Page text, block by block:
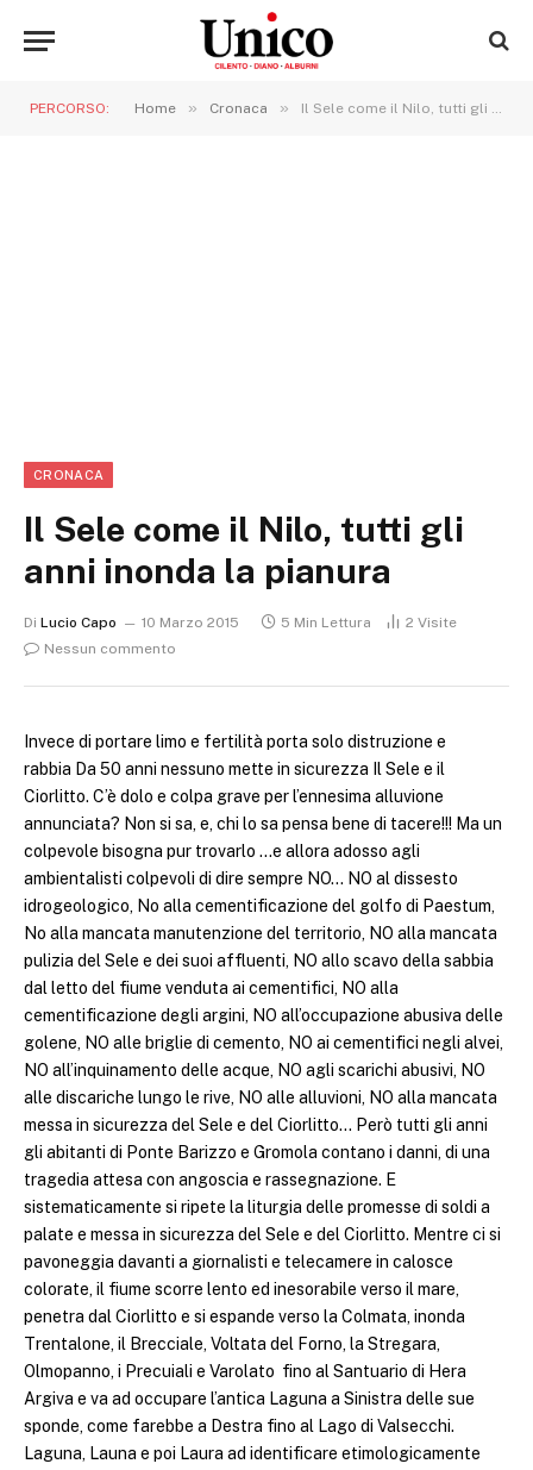
PERCORSO: Home » Cronaca » Il Sele come il Nilo, tutti gli anni inonda la pianura
CRONACA
Il Sele come il Nilo, tutti gli
anni inonda la pianura
Di Lucio Capo 10 Marzo 2015 5 Min Lettura 2 Visite
Nessun commento
Invece di portare limo e fertilità porta solo distruzione e
rabbia Da 50 anni nessuno mette in sicurezza Il Sele e il
Ciorlitto. C’è dolo e colpa grave per l’ennesima alluvione
annunciata? Non si sa, e, chi lo sa pensa bene di tacere!!! Ma un
colpevole bisogna pur trovarlo …e allora adosso agli
ambientalisti colpevoli di dire sempre NO… NO al dissesto
idrogeologico, No alla cementificazione del golfo di Paestum,
No alla mancata manutenzione del territorio, NO alla mancata
pulizia del Sele e dei suoi affluenti, NO allo scavo della sabbia
dal letto del fiume venduta ai cementifici, NO alla
cementificazione degli argini, NO all’occupazione abusiva delle
golene, NO alle briglie di cemento, NO ai cementifici negli alvei,
NO all’inquinamento delle acque, NO agli scarichi abusivi, NO
alle discariche lungo le rive, NO alle alluvioni, NO alla mancata
messa in sicurezza del Sele e del Ciorlitto… Però tutti gli anni
gli abitanti di Ponte Barizzo e Gromola contano i danni, di una
tragedia attesa con angoscia e rassegnazione. E
sistematicamente si ripete la liturgia delle promesse di soldi a
palate e messa in sicurezza del Sele e del Ciorlitto. Mentre ci si
pavoneggia davanti a giornalisti e telecamere in calosce
colorate, il fiume scorre lento ed inesorabile verso il mare,
penetra dal Ciorlitto e si espande verso la Colmata, inonda
Trentalone, il Brecciale, Voltata del Forno, la Stregara,
Olmopanno, i Precuiali e Varolato fino al Santuario di Hera
Argiva e va ad occupare l’antica Laguna a Sinistra delle sue
sponde, come farebbe a Destra fino al Lago di Valsecchi.
Laguna, Launa e poi Laura ad identificare etimologicamente